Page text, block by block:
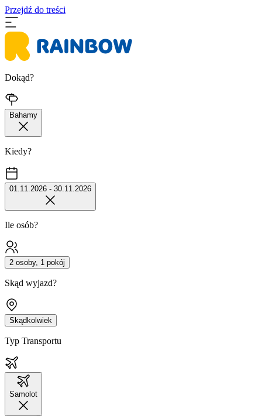
Przejdź do treści
Dokąd?
Bahamy
Kiedy?
01.11.2026 - 30.11.2026
Ile osób?
2 osoby, 1 pokój
Skąd wyjazd?
Skądkolwiek
Typ Transportu
Samolot